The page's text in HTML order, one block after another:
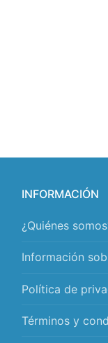
INFORMACIÓN
¿Quiénes
Información
Política de
Términos y